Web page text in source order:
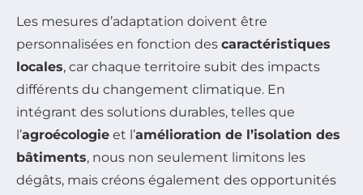
Les mesures d’adaptation doivent être
personnalisées en fonction des caractéristiques
locales, car chaque territoire subit des impacts
différents du changement climatique. En
intégrant des solutions durables, telles que
l’agroécologie et l’amélioration de l’isolation des
bâtiments, nous non seulement limitons les
dégâts, mais créons également des opportunités